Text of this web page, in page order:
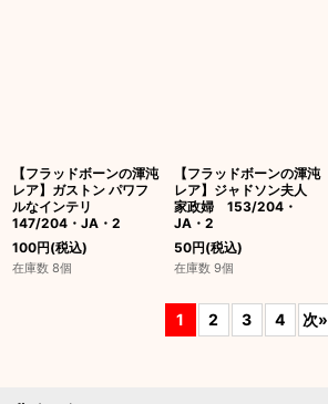
【フラッドボーンの渾沌
レア】ガストン パワフ
ルなインテリ
147/204・JA・2
100円(税込)
在庫数 8個
【フラッドボーンの渾沌
レア】ジャドソン夫人
家政婦 153/204・
JA・2
50円(税込)
在庫数 9個
1 2 3 4 次»